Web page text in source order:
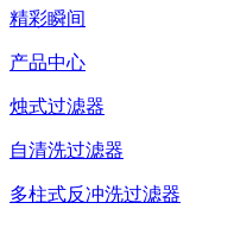
精彩瞬间
产品中心
烛式过滤器
自清洗过滤器
多柱式反冲洗过滤器